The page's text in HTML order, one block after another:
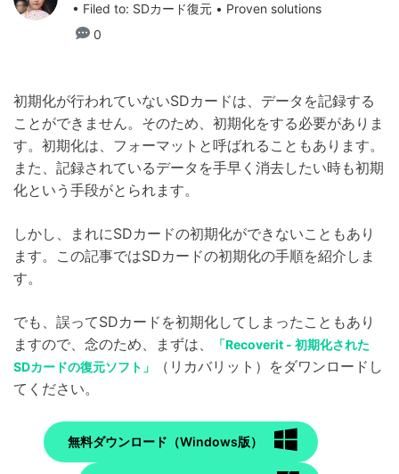
• Filed to: SDカード復元 • Proven solutions
0
初期化が行われていないSDカードは、データを記録する
ことができません。そのため、初期化をする必要がありま
す。初期化は、フォーマットと呼ばれることもあります。
また、記録されているデータを手早く消去したい時も初期
化という手段がとられます。
しかし、まれにSDカードの初期化ができないこともあり
ます。この記事ではSDカードの初期化の手順を紹介しま
す。
でも、誤ってSDカードを初期化してしまったこともあり
ますので、念のため、まずは、
「Recoverit - 初期化された
SDカードの復元ソフト」
（リカバリット）をダワンロードし
てください。
無料ダウンロード（Windows版）